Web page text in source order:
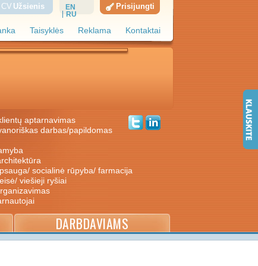
Taisyklės Reklama Kontaktai
CV Užsienis
EN
RU
Prisijungti
aptarnavimas
socialinė rūpyba/ farmacija
viešieji ryšiai
DARBDAVIAMS